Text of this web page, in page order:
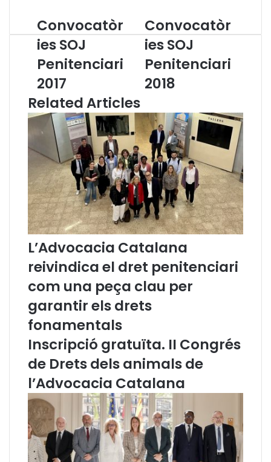
C
o
n
v
c
a
t
S
O
P
n
i
e
n
i
a
r
i
2
0
7
Convocatòr
ies SOJ
Penitenciari
2017
C
o
n
v
c
t
ò
r
i
e
s
S
O
J
P
n
i
e
n
a
r
0
1
8
Convocatòr
ies SOJ
Penitenciari
2018
Related Articles
L’Advocacia Catalana
reivindica el dret penitenciari
com una peça clau per
garantir els drets
fonamentals
Inscripció gratuïta. II Congrés
de Drets dels animals de
l’Advocacia Catalana